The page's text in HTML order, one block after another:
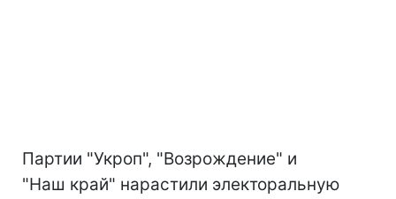
Партии "Укроп", "Возрождение" и
"Наш край" нарастили электоральную